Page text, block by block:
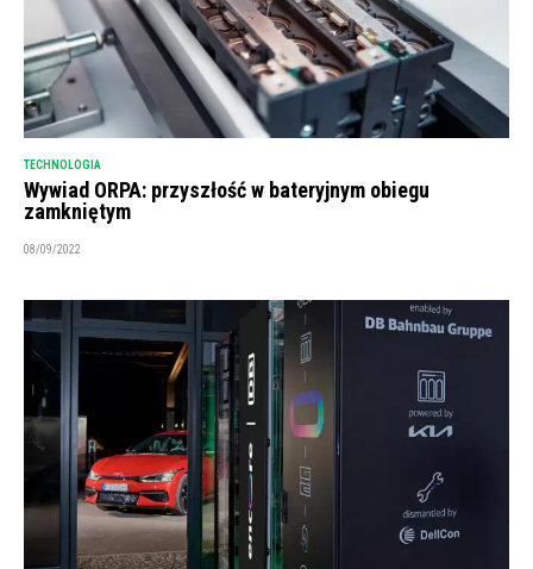
TECHNOLOGIA
Wywiad ORPA: przyszłość w bateryjnym obiegu
zamkniętym
08/09/2022